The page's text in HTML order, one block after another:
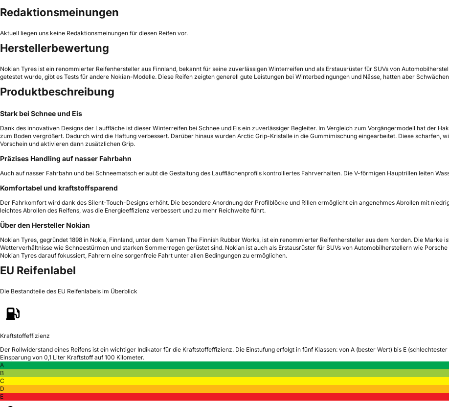
Redaktionsmeinungen
Aktuell liegen uns keine Redaktionsmeinungen für diesen Reifen vor.
Herstellerbewertung
Nokian Tyres ist ein renommierter Reifenhersteller aus Finnland, bekannt für seine zuverlässigen Winterreifen und als Erstausrüster für SUVs von
getestet wurde, gibt es Tests für andere Nokian-Modelle. Diese Reifen zeigten generell gute Leistungen bei Winterbedingungen und Nässe, hatten aber
Produktbeschreibung
Stark bei Schnee und Eis
Dank des innovativen Designs der Lauffläche ist dieser Winterreifen bei Schnee und Eis ein zuverlässiger Begleiter. Im Vergleich zum Vorgängermodell hat der
zum Boden vergrößert. Dadurch wird die Haftung verbessert. Darüber hinaus wurden Arctic Grip-Kristalle in die Gummimischung eingearbeitet. Diese scharfen,
Vorschein und aktivieren dann zusätzlichen Grip.
Präzises Handling auf nasser Fahrbahn
Auch auf nasser Fahrbahn und bei Schneematsch erlaubt die Gestaltung des Laufflächenprofils kontrolliertes Fahrverhalten. Die V-förmigen Hauptrillen leiten
Komfortabel und kraftstoffsparend
Der Fahrkomfort wird dank des Silent-Touch-Designs erhöht. Die besondere Anordnung der Profilblöcke und Rillen ermöglicht ein angenehmes Abrollen mit
leichtes Abrollen des Reifens, was die Energieeffizienz verbessert und zu mehr Reichweite führt.
Über den Hersteller Nokian
Nokian Tyres, gegründet 1898 in Nokia, Finnland, unter dem Namen The Finnish Rubber Works, ist ein renommierter Reifenhersteller aus dem Norden. Die
Wetterverhältnisse wie Schneestürmen und starken Sommerregen gerüstet sind. Nokian ist auch als Erstausrüster für SUVs von Automobilherstellern wie
Nokian Tyres darauf fokussiert, Fahrern eine sorgenfreie Fahrt unter allen Bedingungen zu ermöglichen.
EU Reifenlabel
Die Bestandteile des EU Reifenlabels im Überblick
Kraftstoffeffizienz
Der Rollwiderstand eines Reifens ist ein wichtiger Indikator für die Kraftstoffeffizienz. Die Einstufung erfolgt in fünf Klassen: von A (bester Wert) bis E
Einsparung von 0,1 Liter Kraftstoff auf 100 Kilometer.
A
B
C
D
E